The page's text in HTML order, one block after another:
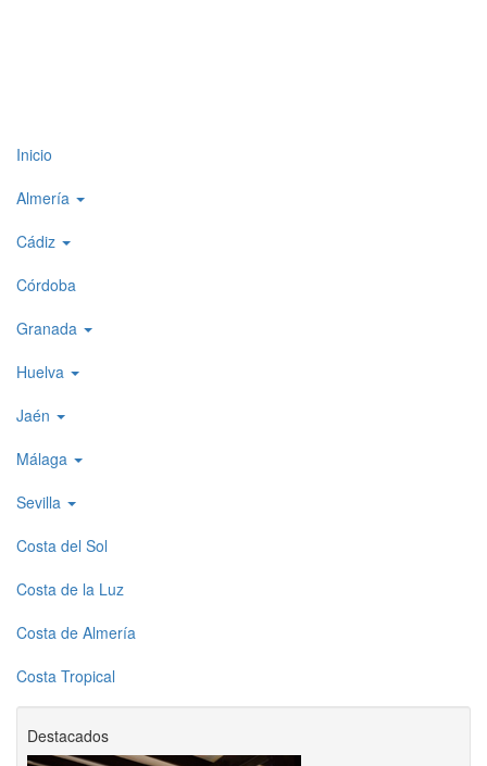
Top
level
1
Inicio
Almería
Cádiz
Córdoba
Granada
Huelva
Jaén
Málaga
Sevilla
Costa del Sol
Costa de la Luz
Costa de Almería
Costa Tropical
Destacados